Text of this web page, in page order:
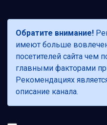
Обратите внимание!
имеют больше
посетителей сайта чем
главными факторами
Рекомендациях
описание канала.